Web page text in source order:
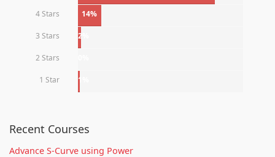
4 Stars 14%
3 Stars 2%
2 Stars
1 Star 1%
Recent Courses
Advance S-Curve using Power